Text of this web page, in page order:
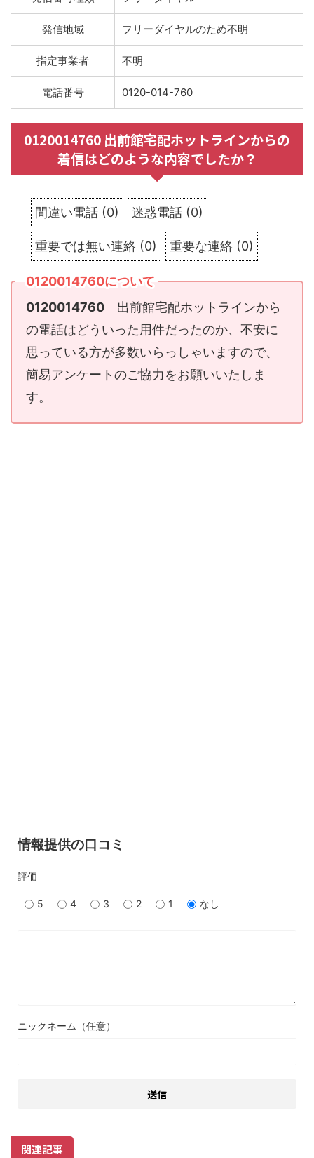
発信地域 フリーダイヤルのため不明
指定事業者 不明
電話番号 0120-014-760
0120014760 出前館宅配ホットラインからの
着信はどのような内容でしたか？
間違い電話 (0) 迷惑電話 (0)
重要では無い連絡 (0) 重要な連絡 (0)
0120014760について
0120014760 出前館宅配ホットラインから
の電話はどういった用件だったのか、不安に
思っている方が多数いらっしゃいますので、
簡易アンケートのご協力をお願いいたしま
す。
情報提供の口コミ
評価
5 4 3 2 1 なし
ニックネーム（任意）
関連記事